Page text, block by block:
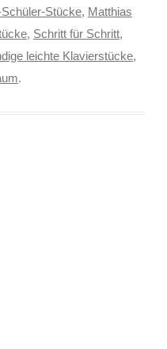
Stücke, Matthias
, Schritt für Schritt,
leichte Klavierstücke,
.